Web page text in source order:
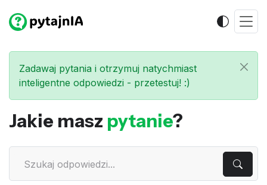
Zadawaj pytania i otrzymuj natychmiast
inteligentne odpowiedzi - przetestuj! :)
Jakie masz pytanie?